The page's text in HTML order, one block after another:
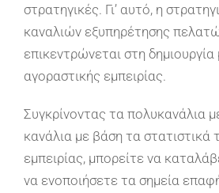
στρατηγικές. Γι’ αυτό, η
καναλιών εξυπηρέτησης
επικεντρώνεται στη
αγοραστικής εμπειρίας.
Συγκρίνοντας τα πολυκανάλια
κανάλια με βάση τα στατιστικά
εμπειρίας, μπορείτε να
να ενοποιήσετε τα σημεία